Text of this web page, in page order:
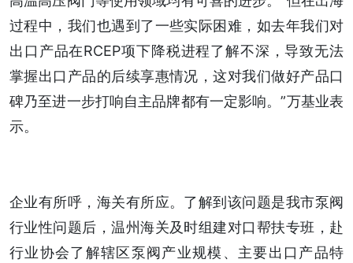
过程中，我们也遇到了一些实际困难，如去年我们对
出口产品在RCEP项下降税进程了解不深，导致无法
掌握出口产品的后续享惠情况，这对我们做好产品口
碑乃至进一步打响自主品牌都有一定影响。”万基业表
示。
企业有所呼，海关有所应。了解到该问题是我市泵阀
行业性问题后，温州海关及时组建对口帮扶专班，赴
行业协会了解辖区泵阀产业规模、主要出口产品特